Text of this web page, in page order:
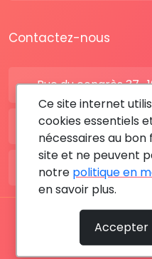
Contactez-nous
Rue du congrès 37 ,
BE: +32 28080227
FR: +33 183642895
Tous les droits sont
Ce site internet
cookies essentiels
nécessaires au
site et ne peuvent
notre politique en
en savoir plus.
Accepter